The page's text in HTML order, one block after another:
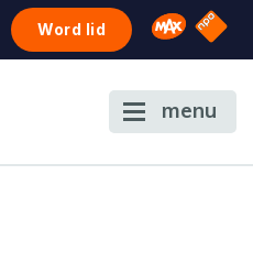
Word lid Omroep
NPO
menu